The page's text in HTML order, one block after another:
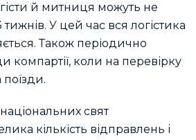
й митниця можуть не
У цей час вся логістика
Також періодично
компартії, коли на перевірку
свят
кількість відправлень і